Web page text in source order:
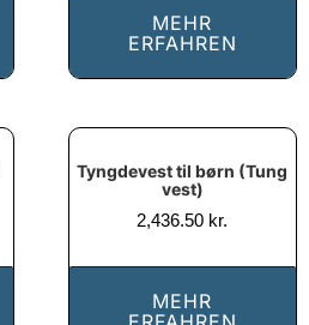
MEHR
ERFAHREN
Tyngdevest til børn (Tung
vest)
2,436.50 kr.
MEHR